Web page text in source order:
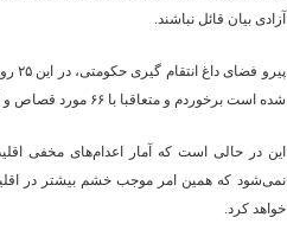
آزادی بیان قائل نباشند.
شده است برخوردم و متعاقبا با ۶۶ مورد قصاص و ۲۶ مورد حکم اعدام فقط در خصوص جرائم عمومی مواجه شدم.
این در حالی است که آمار اعدام‌های مخفی
نمی‌شود که همین امر موجب خشم بیشتر در
خواهد کرد.